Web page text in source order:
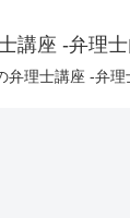
講座 -弁理
弁理士講座 -弁理